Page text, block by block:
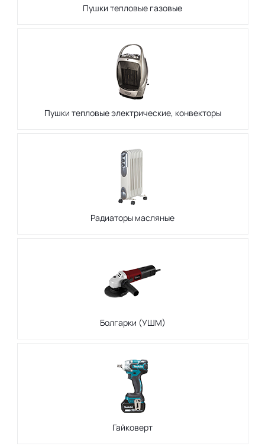
Пушки тепловые газовые
Пушки тепловые электрические, конвекторы
Радиаторы масляные
Болгарки (УШМ)
Гайковерт